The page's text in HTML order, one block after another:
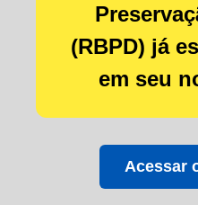
(RBPD) já
em seu
Acessar